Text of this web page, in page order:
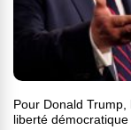
Pour Donald Trump,
liberté